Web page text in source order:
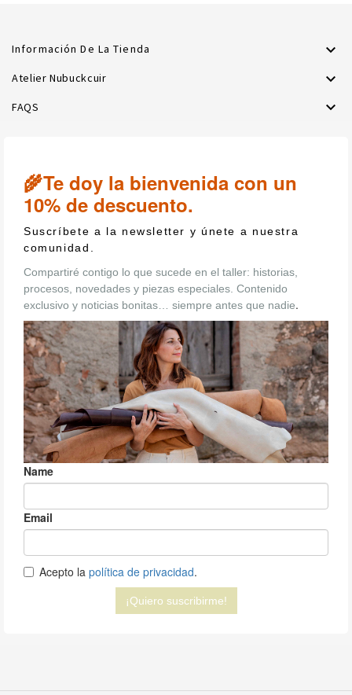
Información De La Tienda 
Atelier Nubuckcuir 
FAQS 